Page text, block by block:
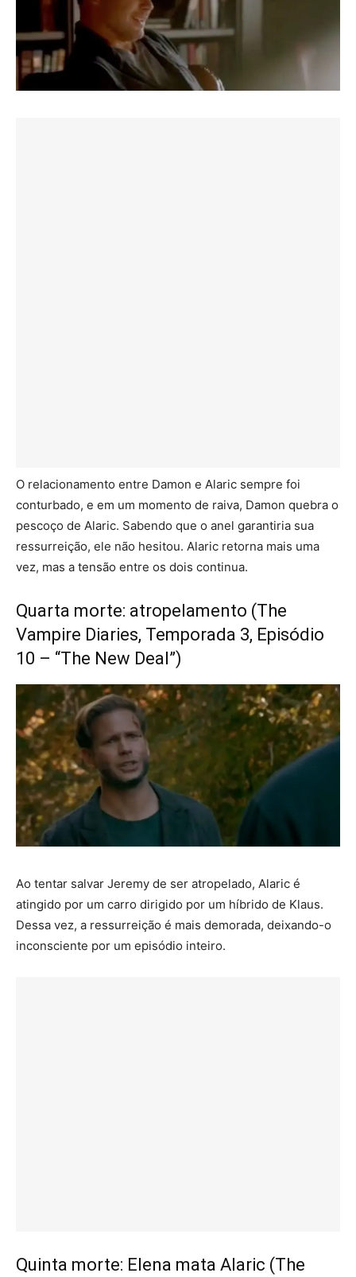
O relacionamento entre Damon e Alaric sempre foi
conturbado, e em um momento de raiva, Damon quebra o
pescoço de Alaric. Sabendo que o anel garantiria sua
ressurreição, ele não hesitou. Alaric retorna mais uma
vez, mas a tensão entre os dois continua.
Quarta morte: atropelamento (The
Vampire Diaries, Temporada 3, Episódio
10 – “The New Deal”)
Ao tentar salvar Jeremy de ser atropelado, Alaric é
atingido por um carro dirigido por um híbrido de Klaus.
Dessa vez, a ressurreição é mais demorada, deixando-o
inconsciente por um episódio inteiro.
Quinta morte: Elena mata Alaric (The